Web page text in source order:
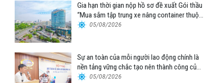
Gia hạn thời gian nộp hồ sơ đề xuất Gói thầu
“Mua sắm tập trung xe nâng container thuộc
Tổng công ty Hàng hải Việt Nam – CTCP”
05/08/2026
Sự an toàn của mỗi người lao động chính là
nền tảng vững chắc tạo nên thành công của
Cảng Đà Nẵng
05/08/2026